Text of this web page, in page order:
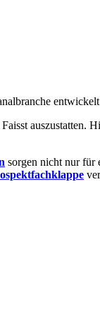
auszustatten.
sorgen nicht nur für